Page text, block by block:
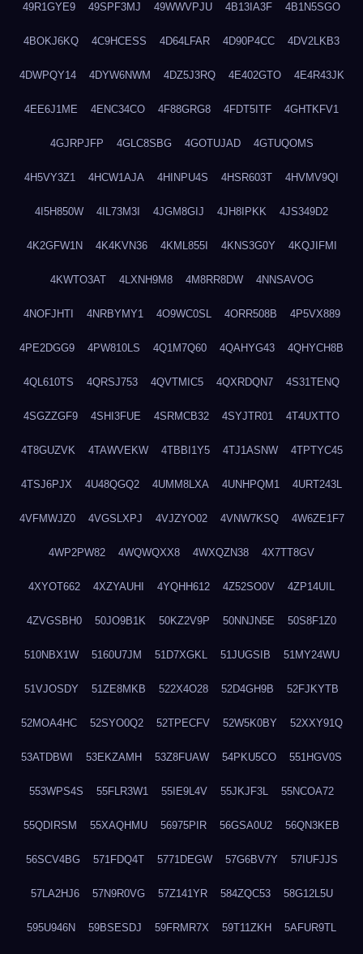
49R1GYE9 49SPF3MJ 49WWVPJU 4B13IA3F 4B1N5SGO
4BOKJ6KQ 4C9HCESS 4D64LFAR 4D90P4CC 4DV2LKB3
4DWPQY14 4DYW6NWM 4DZ5J3RQ 4E402GTO 4E4R43JK
4EE6J1ME 4ENC34CO 4F88GRG8 4FDT5ITF 4GHTKFV1
4GJRPJFP 4GLC8SBG 4GOTUJAD 4GTUQOMS
4H5VY3Z1 4HCW1AJA 4HINPU4S 4HSR603T 4HVMV9QI
4I5H850W 4IL73M3I 4JGM8GIJ 4JH8IPKK 4JS349D2
4K2GFW1N 4K4KVN36 4KML855I 4KNS3G0Y 4KQJIFMI
4KWTO3AT 4LXNH9M8 4M8RR8DW 4NNSAVOG
4NOFJHTI 4NRBYMY1 4O9WC0SL 4ORR508B 4P5VX889
4PE2DGG9 4PW810LS 4Q1M7Q60 4QAHYG43 4QHYCH8B
4QL610TS 4QRSJ753 4QVTMIC5 4QXRDQN7 4S31TENQ
4SGZZGF9 4SHI3FUE 4SRMCB32 4SYJTR01 4T4UXTTO
4T8GUZVK 4TAWVEKW 4TBBI1Y5 4TJ1ASNW 4TPTYC45
4TSJ6PJX 4U48QGQ2 4UMM8LXA 4UNHPQM1 4URT243L
4VFMWJZ0 4VGSLXPJ 4VJZYO02 4VNW7KSQ 4W6ZE1F7
4WP2PW82 4WQWQXX8 4WXQZN38 4X7TT8GV
4XYOT662 4XZYAUHI 4YQHH612 4Z52SO0V 4ZP14UIL
4ZVGSBH0 50JO9B1K 50KZ2V9P 50NNJN5E 50S8F1Z0
510NBX1W 5160U7JM 51D7XGKL 51JUGSIB 51MY24WU
51VJOSDY 51ZE8MKB 522X4O28 52D4GH9B 52FJKYTB
52MOA4HC 52SYO0Q2 52TPECFV 52W5K0BY 52XXY91Q
53ATDBWI 53EKZAMH 53Z8FUAW 54PKU5CO 551HGV0S
553WPS4S 55FLR3W1 55IE9L4V 55JKJF3L 55NCOA72
55QDIRSM 55XAQHMU 56975PIR 56GSA0U2 56QN3KEB
56SCV4BG 571FDQ4T 5771DEGW 57G6BV7Y 57IUFJJS
57LA2HJ6 57N9R0VG 57Z141YR 584ZQC53 58G12L5U
595U946N 59BSESDJ 59FRMR7X 59T11ZKH 5AFUR9TL